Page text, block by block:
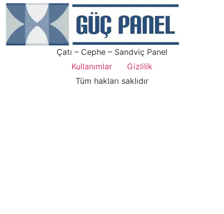
Çatı – Cephe – Sandviç Panel
Kullanımlar
Gizlilik
Tüm hakları saklıdır